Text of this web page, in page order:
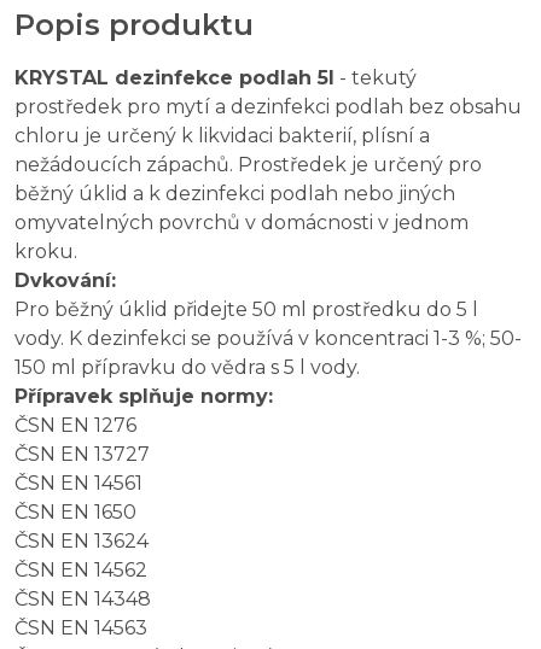
Popis produktu
KRYSTAL dezinfekce podlah 5l - tekutý
prostředek pro mytí a dezinfekci podlah bez obsahu
chloru je určený k likvidaci bakterií, plísní a
nežádoucích zápachů. Prostředek je určený pro
běžný úklid a k dezinfekci podlah nebo jiných
omyvatelných povrchů v domácnosti v jednom
kroku.
Dvkování:
Pro běžný úklid přidejte 50 ml prostředku do 5 l
vody. K dezinfekci se používá v koncentraci 1-3 %; 50-
150 ml přípravku do vědra s 5 l vody.
Přípravek splňuje normy:
ČSN EN 1276
ČSN EN 13727
ČSN EN 14561
ČSN EN 1650
ČSN EN 13624
ČSN EN 14562
ČSN EN 14348
ČSN EN 14563